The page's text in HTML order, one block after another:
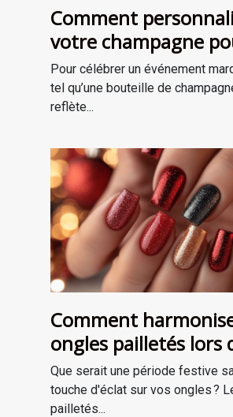
Comment
votre champagne
occasions spéciales ?
Pour célébrer un événement
tel qu’une bouteille de
reflète...
Comment
ongles pailletés lors
fêtes ?
Que serait une période festive
touche d'éclat sur vos ongles ?
pailletés...